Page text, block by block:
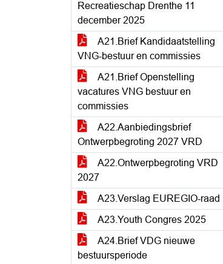
Recreatieschap Drenthe 11
december 2025
A21.Brief Kandidaatstelling
VNG-bestuur en commissies
A21.Brief Openstelling
vacatures VNG bestuur en
commissies
A22.Aanbiedingsbrief
Ontwerpbegroting 2027 VRD
A22.Ontwerpbegroting VRD
2027
A23.Verslag EUREGIO-raad
A23.Youth Congres 2025
A24.Brief VDG nieuwe
bestuursperiode